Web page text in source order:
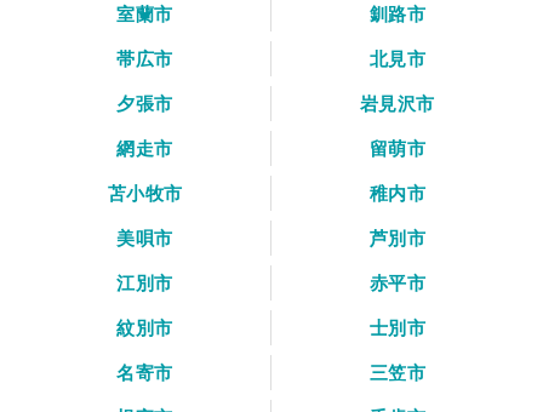
室蘭市
釧路市
帯広市
北見市
夕張市
岩見沢市
網走市
留萌市
苫小牧市
稚内市
美唄市
芦別市
江別市
赤平市
紋別市
士別市
名寄市
三笠市